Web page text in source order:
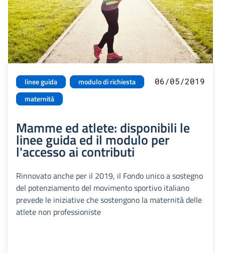
linee guida
modulo di richiesta
maternità
06/05/2019
Mamme ed atlete: disponibili le
linee guida ed il modulo per
l'accesso ai contributi
Rinnovato anche per il 2019, il Fondo unico a sostegno
del potenziamento del movimento sportivo italiano
prevede le iniziative che sostengono la maternità delle
atlete non professioniste